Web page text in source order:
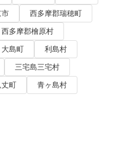
西多摩郡瑞穂町
西多摩郡檜原村
大島町
利島村
三宅島三宅村
丈町
青ヶ島村